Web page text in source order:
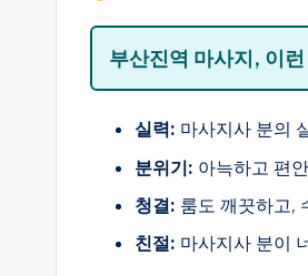
부산진역 마사지, 이
실력: 마사지사 분의
분위기: 아늑하고 편
청결: 룸도 깨끗하고,
친절: 마사지사 분이